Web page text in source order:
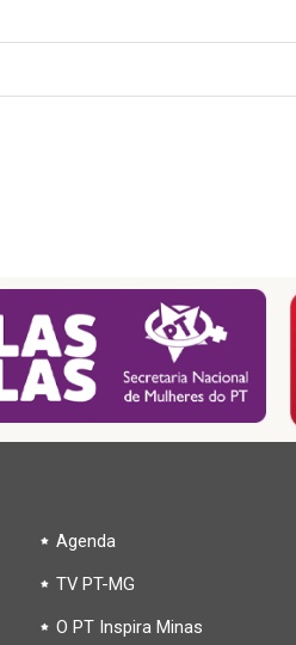
Agenda
TV PT-MG
O PT Inspira Minas